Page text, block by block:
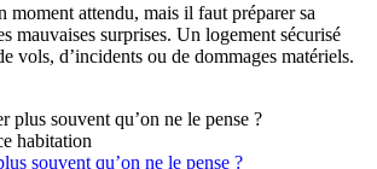
moment attendu, mais il faut préparer sa
mauvaises surprises. Un logement sécurisé
vols, d’incidents ou de dommages matériels.
habitation
souvent qu’on ne le pense ?